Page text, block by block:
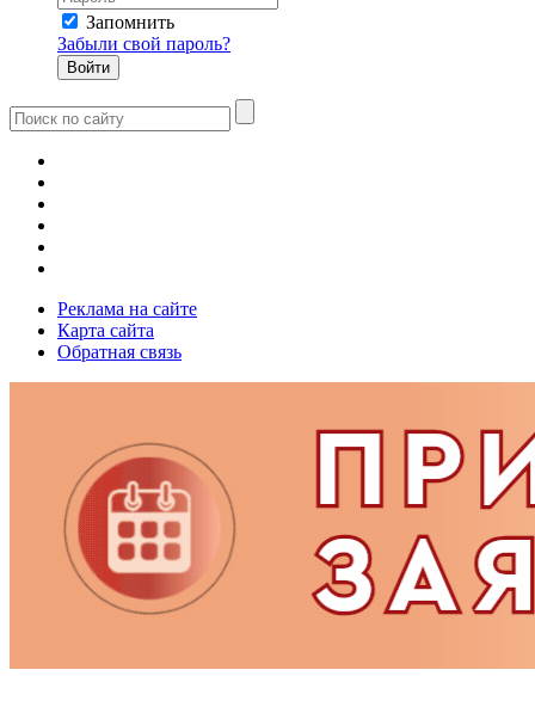
Запомнить
Забыли свой пароль?
Реклама на сайте
Карта сайта
Обратная связь